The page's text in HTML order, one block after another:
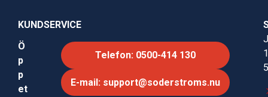
KUNDSERVICE
Ö
p
p
et
Telefon: 0500-414 130
E-mail: support@soderstroms.nu